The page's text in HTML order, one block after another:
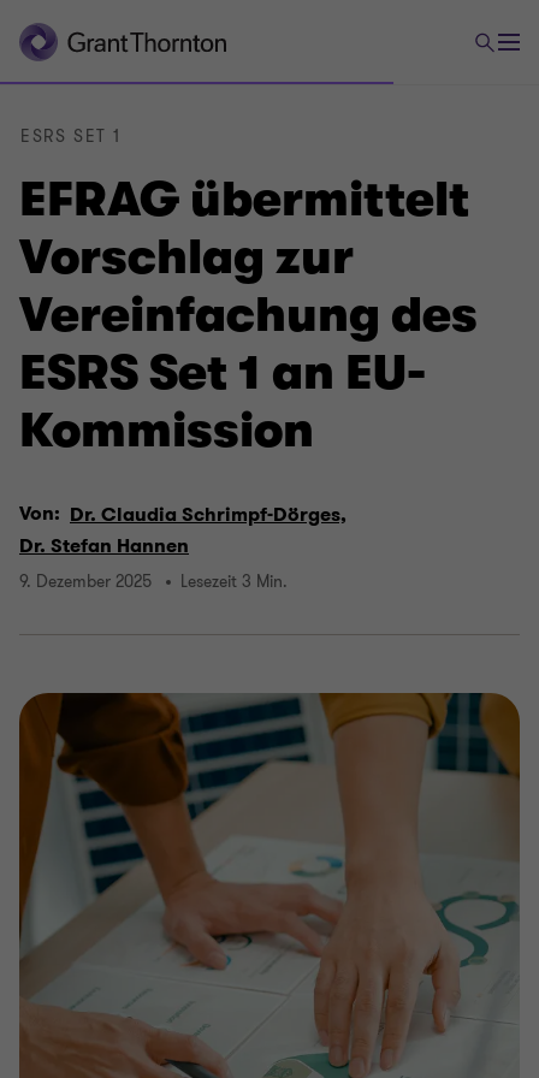
EFRAG übermittelt
Vorschlag zur
Vereinfachung des
ESRS Set 1 an EU-
Kommission
ESRS SET 1
Von: Dr. Claudia Schrimpf-Dörges,
Dr. Stefan Hannen
9. Dezember 2025 Lesezeit 3 Min.